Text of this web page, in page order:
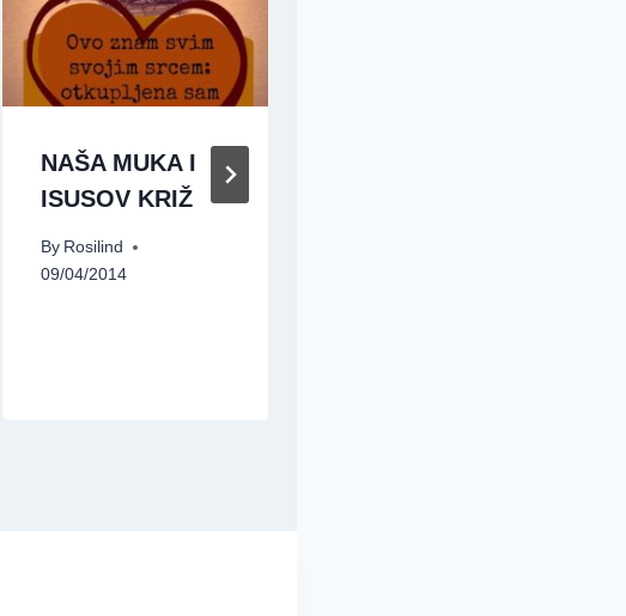
NAŠA MUKA I
ISUSOV KRIŽ
By Rosilind
09/04/2014